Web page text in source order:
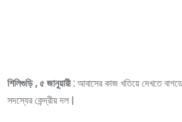
শিলিগুড়ি , ৫ জানুয়ারী : আবাসের কাজ খতিয়ে দেখতে
সদস্যের কেন্দ্রীয় দল |